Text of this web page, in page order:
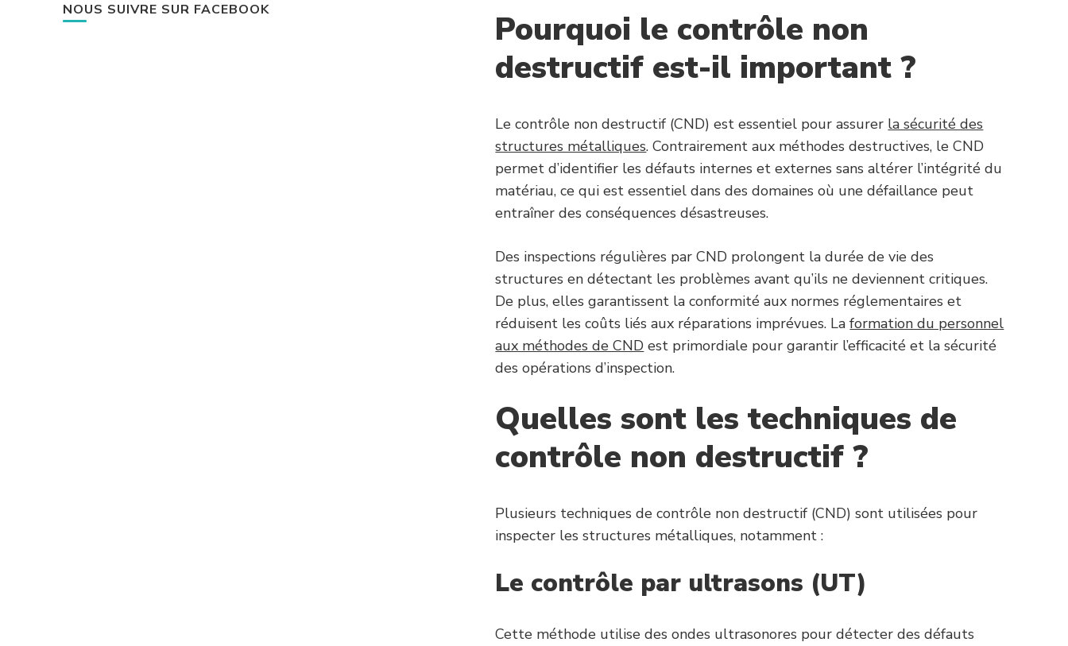
Pourquoi le contrôle non
destructif est-il important ?
Le contrôle non destructif (CND) est essentiel pour assurer la sécurité des
structures métalliques. Contrairement aux méthodes destructives, le CND
permet d’identifier les défauts internes et externes sans altérer l’intégrité du
matériau, ce qui est essentiel dans des domaines où une défaillance peut
entraîner des conséquences désastreuses.
Des inspections régulières par CND prolongent la durée de vie des
structures en détectant les problèmes avant qu’ils ne deviennent critiques.
De plus, elles garantissent la conformité aux normes réglementaires et
réduisent les coûts liés aux réparations imprévues. Laformation du personnel
aux méthodes de CND est primordiale pour garantir l’efficacité et la sécurité
des opérations d’inspection.
Quelles sont les techniques de
contrôle non destructif ?
Plusieurs techniques de contrôle non destructif (CND) sont utilisées pour
inspecter les structures métalliques, notamment :
Le contrôle par ultrasons (UT)
Cette méthode utilise des ondes ultrasonores pour détecter des défauts
NOUS SUIVRE SUR FACEBOOK